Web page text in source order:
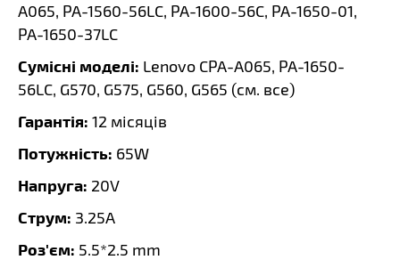
A065, PA-1560-56LC, PA-1600-56C, PA-1650-01,
PA-1650-37LC
Сумісні моделі: Lenovo CPA-A065, PA-1650-
56LC, G570, G575, G560, G565 (см. все)
Гарантія: 12 місяців
Потужність: 65W
Напруга: 20V
Струм: 3.25A
Роз'єм: 5.5*2.5 mm